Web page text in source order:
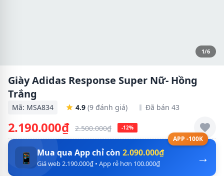
1/6
Giày Adidas Response Super Nữ- Hồng
Trắng
Mã: MSA834 4.9 (9 đánh giá) Đã bán 43
2.190.000₫ 2.500.000₫ -12%
APP -100K
→
📱 Mua qua App chỉ còn 2.090.000₫
Giá web 2.190.000₫ • App rẻ hơn 100.000₫